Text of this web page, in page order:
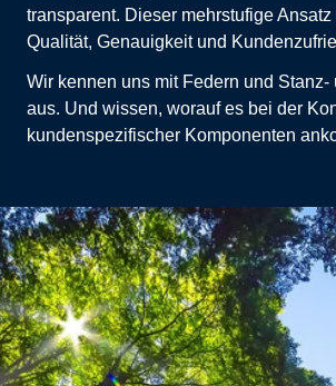
transparent. Dieser mehrstufige
Qualität, Genauigkeit und
Wir kennen uns mit Federn und Stanz-
aus. Und wissen, worauf es bei der
kundenspezifischer Komponenten